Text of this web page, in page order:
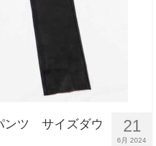
21
6月 2024
ンツ サイズダウ